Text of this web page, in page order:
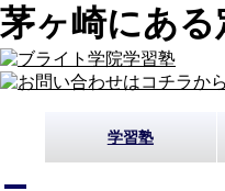
茅ヶ崎にあ
学習塾